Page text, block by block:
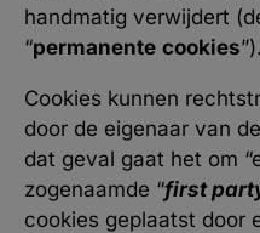
handmatig verwijdert
“permanente cookies”).
Cookies kunnen
door de eigenaar van
dat geval gaat het om
zogenaamde “first
cookies geplaatst door